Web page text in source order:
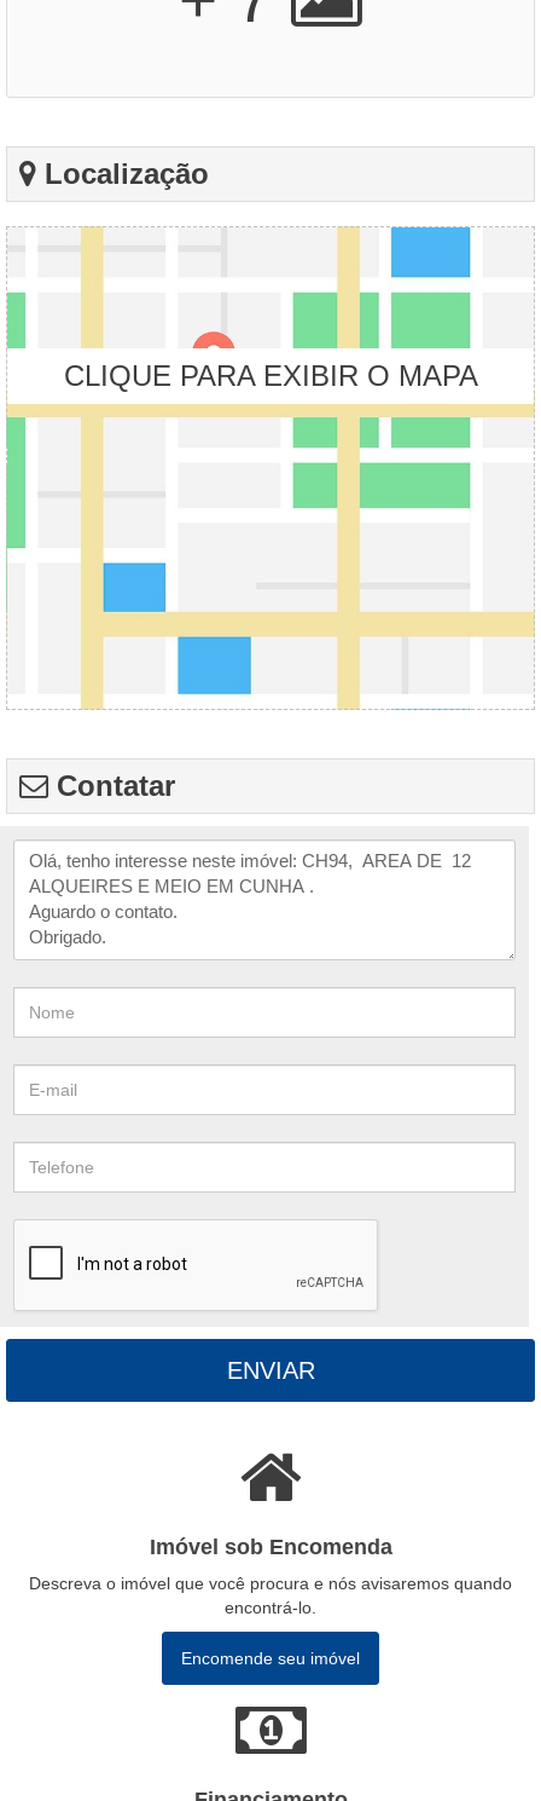
Localização
CLIQUE PARA EXIBIR O MAPA
Contatar
ENVIAR
Imóvel sob Encomenda
Descreva o imóvel que você procura e nós avisaremos quando
encontrá-lo.
Encomende seu imóvel